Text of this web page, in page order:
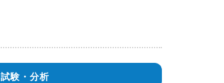
試験・分析